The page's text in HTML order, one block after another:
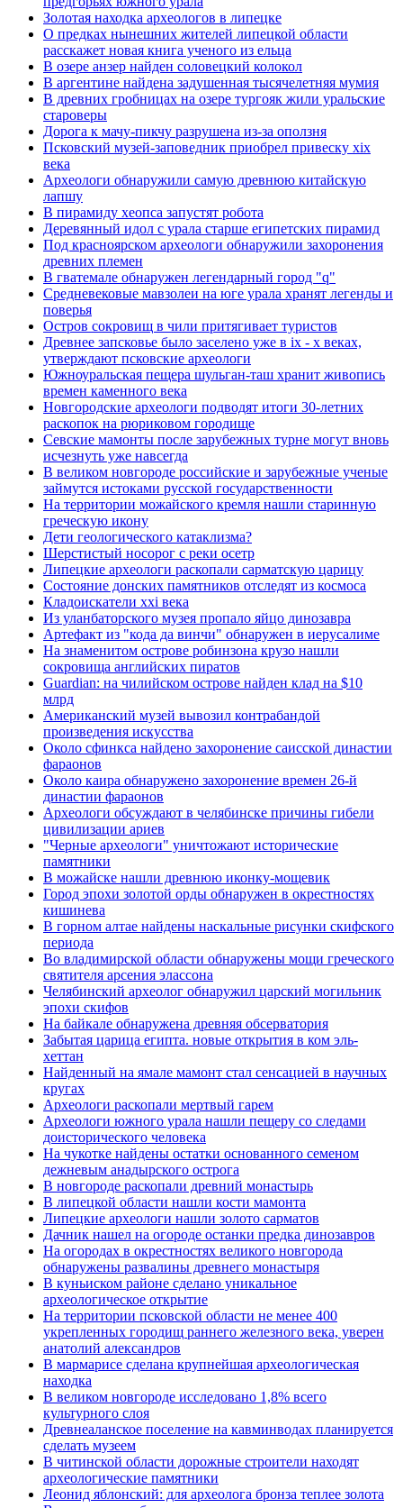
Золотая находка археологов в липецке
О предках нынешних жителей липецкой области
расскажет новая книга ученого из ельца
В озере анзер найден соловецкий колокол
В аргентине найдена задушенная тысячелетняя мумия
В древних гробницах на озере тургояк жили уральские
староверы
Дорога к мачу-пикчу разрушена из-за оползня
Псковский музей-заповедник приобрел привеску xix
века
Археологи обнаружили самую древнюю китайскую
лапшу
В пирамиду хеопса запустят робота
Деревянный идол с урала старше египетских пирамид
Под красноярском археологи обнаружили захоронения
древних племен
В гватемале обнаружен легендарный город "q"
Средневековые мавзолеи на юге урала хранят легенды и
поверья
Остров сокровищ в чили притягивает туристов
Древнее запсковье было заселено уже в ix - x веках,
утверждают псковские археологи
Южноуральская пещера шульган-таш хранит живопись
времен каменного века
Новгородские археологи подводят итоги 30-летних
раскопок на рюриковом городище
Севские мамонты после зарубежных турне могут вновь
исчезнуть уже навсегда
В великом новгороде российские и зарубежные ученые
займутся истоками русской государственности
На территории можайского кремля нашли старинную
греческую икону
Дети геологического катаклизма?
Шерстистый носорог с реки осетр
Липецкие археологи раскопали сарматскую царицу
Состояние донских памятников отследят из космоса
Кладоискатели xxi века
Из уланбаторского музея пропало яйцо динозавра
Артефакт из "кода да винчи" обнаружен в иерусалиме
На знаменитом острове робинзона крузо нашли
сокровища английских пиратов
Guardian: на чилийском острове найден клад на $10
млрд
Американский музей вывозил контрабандой
произведения искусства
Около сфинкса найдено захоронение саисской династии
фараонов
Около каира обнаружено захоронение времен 26-й
династии фараонов
Археологи обсуждают в челябинске причины гибели
цивилизации ариев
"Черные археологи" уничтожают исторические
памятники
В можайске нашли древнюю иконку-мощевик
Город эпохи золотой орды обнаружен в окрестностях
кишинева
В горном алтае найдены наскальные рисунки скифского
периода
Во владимирской области обнаружены мощи греческого
святителя арсения элассона
Челябинский археолог обнаружил царский могильник
эпохи скифов
На байкале обнаружена древняя обсерватория
Забытая царица египта. новые открытия в ком эль-
хеттан
Найденный на ямале мамонт стал сенсацией в научных
кругах
Археологи раскопали мертвый гарем
Археологи южного урала нашли пещеру со следами
доисторического человека
На чукотке найдены остатки основанного семеном
дежневым анадырского острога
В новгороде раскопали древний монастырь
В липецкой области нашли кости мамонта
Липецкие археологи нашли золото сарматов
Дачник нашел на огороде останки предка динозавров
На огородах в окрестностях великого новгорода
обнаружены развалины древнего монастыря
В куньиском районе сделано уникальное
археологическое открытие
На территории псковской области не менее 400
укрепленных городищ раннего железного века, уверен
анатолий александров
В мармарисе сделана крупнейшая археологическая
находка
В великом новгороде исследовано 1,8% всего
культурного слоя
Древнеаланское поселение на кавминводах планируется
сделать музеем
В читинской области дорожные строители находят
археологические памятники
Леонид яблонский: для археолога бронза теплее золота